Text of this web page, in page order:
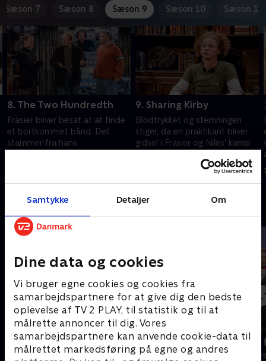
Samtykke Detaljer Om
Dine data og cookies
Vi bruger egne cookies og cookies fra
samarbejdspartnere for at give dig den bedste
oplevelse af TV 2 PLAY, til statistik og til at
målrette annoncer til dig. Vores
samarbejdspartnere kan anvende cookie-data til
målrettet markedsføring på egne og andres
Sæson 7 Sæson 8 Sæson 9 Sæson 10 Sæson 11
8. The Two Hundredth
Frasier bliver besat af at finde
et bortkommet bånd. Det
stammer fra hans
9. Sharing Kirby
Blodtrykket og stemningen
stiger, da en praktikant bliver
gidsel i Frasier og Niles' kamp
Robssons (dansk tale)
Komedie • 1 sæsoner
Bert (dansk
Komedie • 1